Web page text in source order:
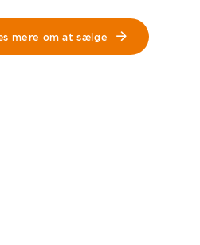
mere om at sælge